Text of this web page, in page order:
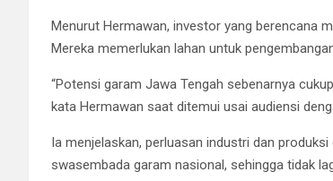
Menurut Hermawan, investor yang berencana
Mereka memerlukan lahan untuk
“Potensi garam Jawa Tengah sebenarnya
kata Hermawan saat ditemui usai audiensi
Ia menjelaskan, perluasan industri dan
swasembada garam nasional, sehingga tidak